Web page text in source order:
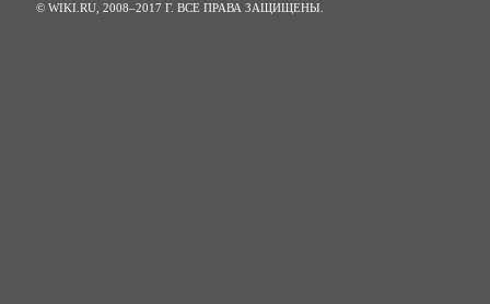
© WIKI.RU, 2008–2017 Г. ВСЕ ПРАВА ЗАЩИЩЕНЫ.